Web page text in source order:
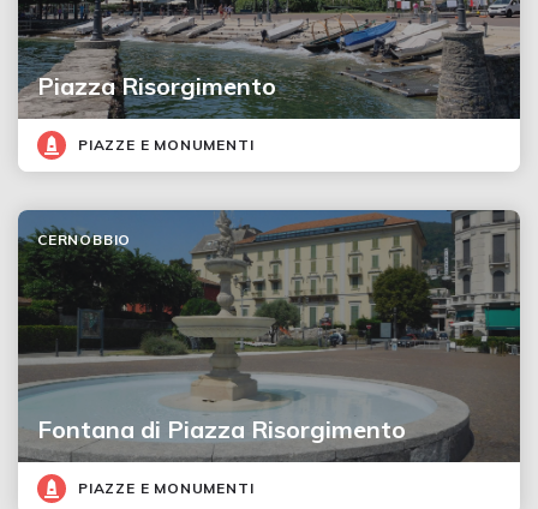
Piazza Risorgimento
PIAZZE E MONUMENTI
Fontana di Piazza Risorgimento
CERNOBBIO
PIAZZE E MONUMENTI